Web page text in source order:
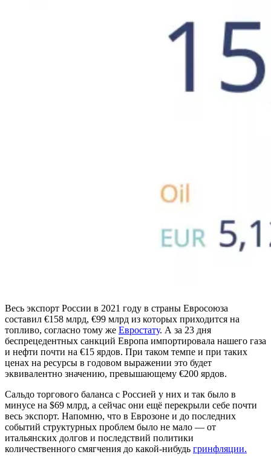
Весь экспорт России в 2021 году в страны Евросоюза
составил €158 млрд, €99 млрд из которых приходится на
топливо, согласно тому же Евростату. А за 23 дня
беспрецедентных санкций Европа импортировала нашего газа
и нефти почти на €15 ярдов. При таком темпе и при таких
ценах на ресурсы в годовом выражении это будет
эквивалентно значению, превышающему €200 ярдов.
Сальдо торгового баланса с Россией у них и так было в
минусе на $69 млрд, а сейчас они ещё перекрыли себе почти
весь экспорт. Напомню, что в Еврозоне и до последних
событий структурных проблем было не мало — от
итальянских долгов и последствий политики
количественного смягчения до какой-нибудь гринфляции.